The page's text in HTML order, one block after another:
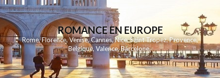
ROMANCE EN EUROPE
Rome,Florence,Venise,Cannes,Nice,Saint Tropez,Provence,
Belgique,Valence,Barcelone,